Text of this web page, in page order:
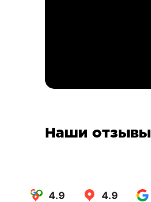
Наши отзывы
4.9 4.9